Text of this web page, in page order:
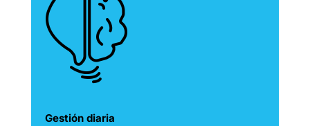
Gestión diaria